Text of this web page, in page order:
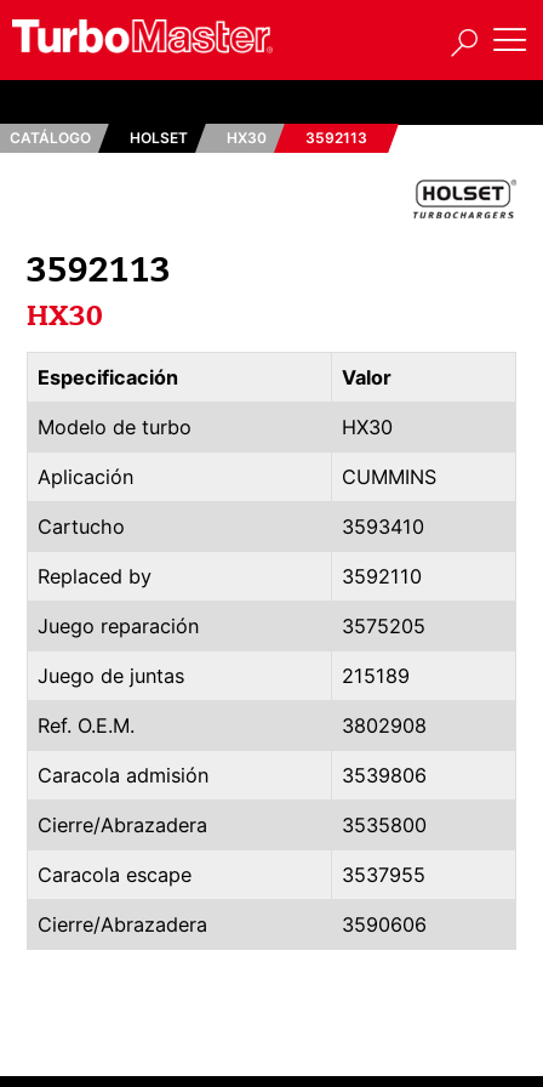
CATÁLOGO HOLSET HX30 3592113
3592113
HX30
Especificación Valor
Modelo de turbo HX30
Aplicación CUMMINS
Cartucho 3593410
Replaced by 3592110
Juego reparación 3575205
Juego de juntas 215189
Ref. O.E.M. 3802908
Caracola admisión 3539806
Cierre/Abrazadera 3535800
Caracola escape 3537955
Cierre/Abrazadera 3590606